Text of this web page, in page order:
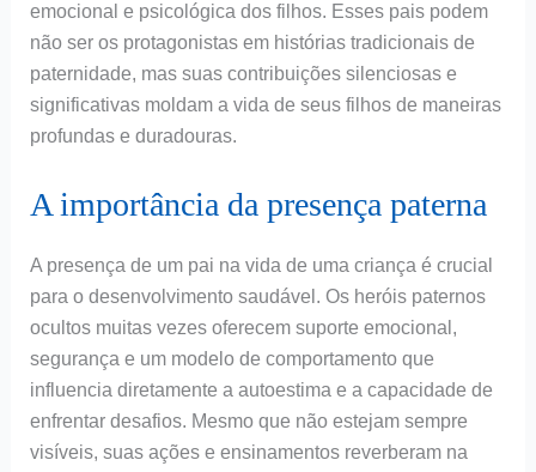
emocional e psicológica dos filhos. Esses pais podem
não ser os protagonistas em histórias tradicionais de
paternidade, mas suas contribuições silenciosas e
significativas moldam a vida de seus filhos de maneiras
profundas e duradouras.
A importância da presença paterna
A presença de um pai na vida de uma criança é crucial
para o desenvolvimento saudável. Os heróis paternos
ocultos muitas vezes oferecem suporte emocional,
segurança e um modelo de comportamento que
influencia diretamente a autoestima e a capacidade de
enfrentar desafios. Mesmo que não estejam sempre
visíveis, suas ações e ensinamentos reverberam na